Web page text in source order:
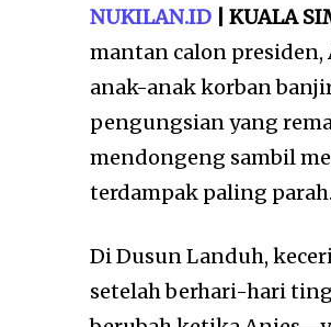
NUKILAN.ID | KUALA
mantan calon presiden,
anak-anak korban
pengungsian yang
mendongeng sambil
terdampak paling parah.
Di Dusun Landuh,
setelah berhari-hari